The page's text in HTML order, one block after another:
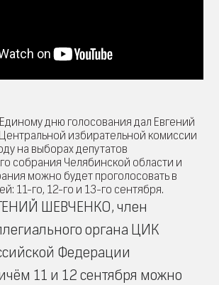
дню голосования дал Евгений
избирательной комиссии
на выборах депутатов
собрания Челябинской области и
можно будет проголосовать в
11-го, 12-го и 13-го сентября.
ШЕВЧЕНКО, член
органа ЦИК
Федерации
11 и 12 сентября можно